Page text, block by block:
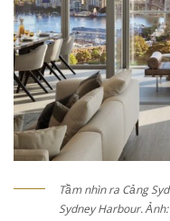
Tầm nhìn ra Cảng
Sydney Harbour.